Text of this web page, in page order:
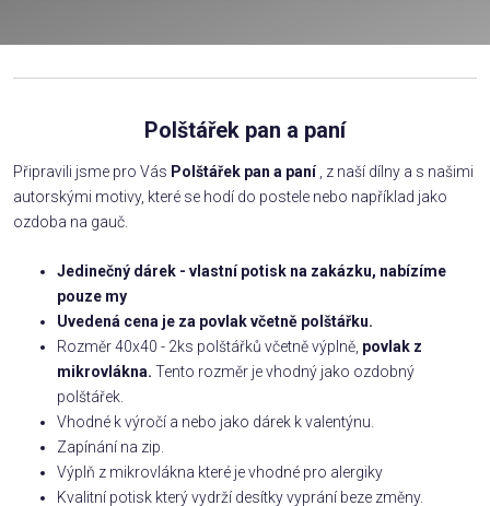
Polštářek pan a paní
Připravili jsme pro Vás Polštářek pan a paní , z naší dílny a s našimi
autorskými motivy, které se hodí do postele nebo například jako
ozdoba na gauč.
Jedinečný dárek - vlastní potisk na zakázku, nabízíme
pouze my
Uvedená cena je za povlak včetně polštářku.
Rozměr 40x40 - 2ks polštářků včetně výplně, povlak z
mikrovlákna. Tento rozměr je vhodný jako ozdobný
polštářek.
Vhodné k výročí a nebo jako dárek k valentýnu.
Zapínání na zip.
Výplň z mikrovlákna které je vhodné pro alergiky
Kvalitní potisk který vydrží desítky vyprání beze změny.